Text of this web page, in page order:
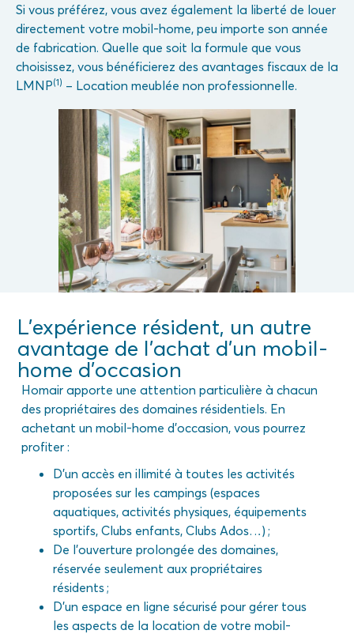
Si vous préférez, vous avez également la liberté de louer
directement votre mobil-home, peu importe son année
de fabrication. Quelle que soit la formule que vous
choisissez, vous bénéficierez des avantages fiscaux de la
LMNP(1) – Location meublée non professionnelle.
L’expérience résident, un autre
avantage de l’achat d’un mobil-
home d’occasion
Homair apporte une attention particulière à chacun
des propriétaires des domaines résidentiels. En
achetant un mobil-home d’occasion, vous pourrez
profiter :
D’un accès en illimité à toutes les activités
proposées sur les campings (espaces
aquatiques, activités physiques, équipements
sportifs, Clubs enfants, Clubs Ados…) ;
De l’ouverture prolongée des domaines,
réservée seulement aux propriétaires
résidents ;
D’un espace en ligne sécurisé pour gérer tous
les aspects de la location de votre mobil-